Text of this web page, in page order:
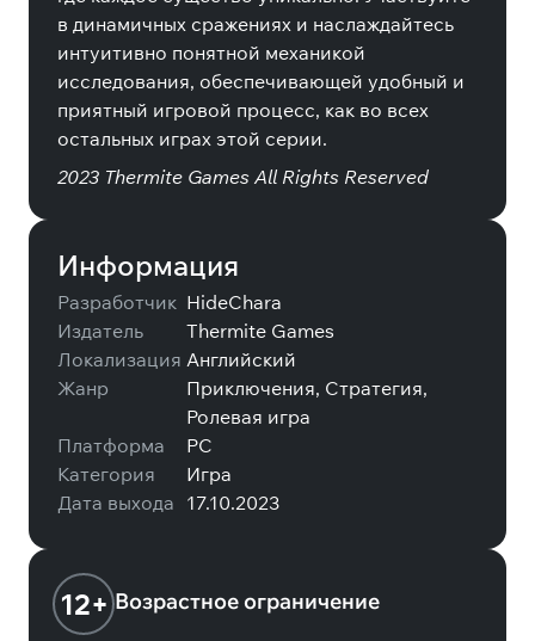
в динамичных сражениях и наслаждайтесь
интуитивно понятной механикой
исследования, обеспечивающей удобный и
приятный игровой процесс, как во всех
остальных играх этой серии.
2023 Thermite Games All Rights Reserved
Информация
Разработчик HideChara
Издатель
Thermite Games
Локализация Английский
Жанр
Приключения, Стратегия,
Ролевая игра
Платформа
PC
Категория
Игра
Дата выхода 17.10.2023
12+ Возрастное ограничение